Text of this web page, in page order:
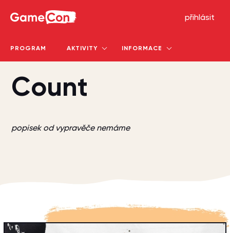
přihlásit
PROGRAM AKTIVITY INFORMACE
Count
popisek od vypravěče nemáme